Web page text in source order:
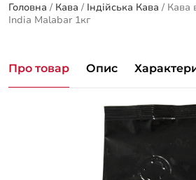
Головна / Кава / Індійська Кава / Кава
India Malabar 1кг
Про товар Опис